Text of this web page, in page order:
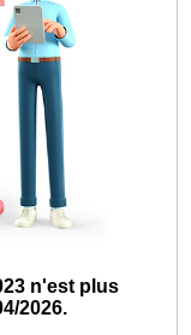
n'est plus
2026.